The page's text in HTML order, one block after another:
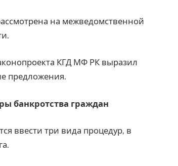
на межведомственной
КГД МФ РК выразил
предложения.
банкротства граждан
ввести три вида процедур, в